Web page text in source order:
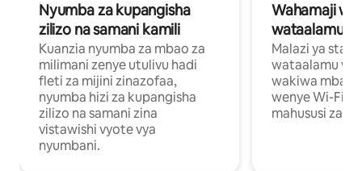
Nyumba za kupangisha
zilizo na samani kamili
Kuanzia nyumba za mbao za
milimani zenye utulivu hadi
fleti za mijini zinazofaa,
nyumba hizi za kupangisha
zilizo na samani zina
vistawishi vyote vya
nyumbani.
Wahamaji
wataalamu
Malazi ya
wataalamu
wakiwa mbali
wenye Wi-Fi
mahususi za